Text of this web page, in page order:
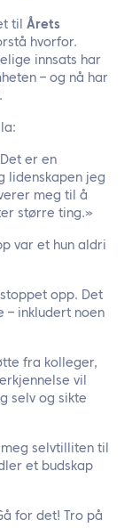
til Årets
hvorfor.
innsats har
– og nå har
er en
lidenskapen jeg
meg til å
større ting.»
var et hun aldri
opp. Det
– inkludert noen
fra kolleger,
vil
selv og sikte
selvtilliten til
et budskap
for det! Tro på